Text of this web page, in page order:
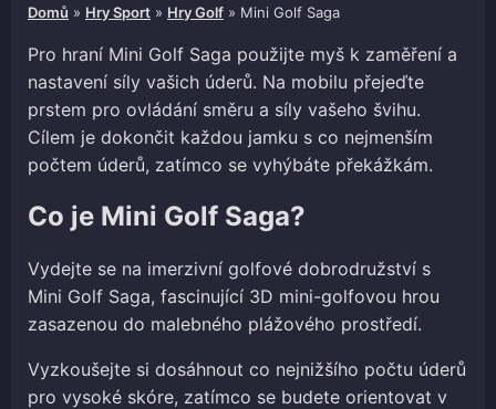
Domů » Hry Sport » Hry Golf » Mini Golf Saga
Pro hraní Mini Golf Saga použijte myš k zaměření a
nastavení síly vašich úderů. Na mobilu přejeďte
prstem pro ovládání směru a síly vašeho švihu.
Cílem je dokončit každou jamku s co nejmenším
počtem úderů, zatímco se vyhýbáte překážkám.
Co je Mini Golf Saga?
Vydejte se na imerzivní golfové dobrodružství s
Mini Golf Saga, fascinující 3D mini-golfovou hrou
zasazenou do malebného plážového prostředí.
Vyzkoušejte si dosáhnout co nejnižšího počtu úderů
pro vysoké skóre, zatímco se budete orientovat v